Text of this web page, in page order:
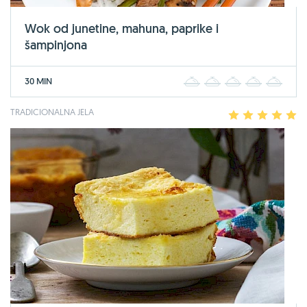
Wok od junetine, mahuna, paprike i
šampinjona
30 MIN 2 3 4
TRADICIONALNA JELA 2 3 4